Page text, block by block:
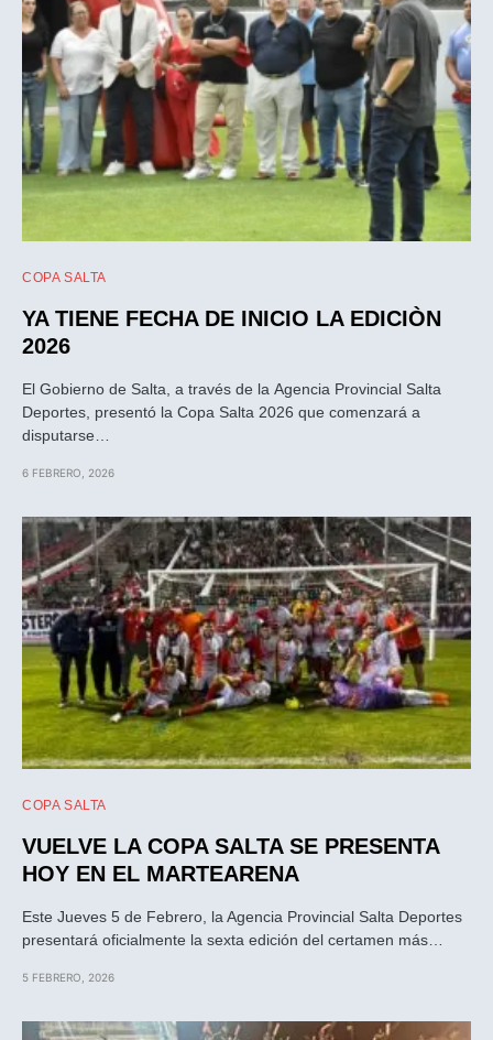
COPA SALTA
YA TIENE FECHA DE INICIO LA EDICIÒN
2026
El Gobierno de Salta, a través de la Agencia Provincial Salta
Deportes, presentó la Copa Salta 2026 que comenzará a
disputarse…
6 FEBRERO, 2026
COPA SALTA
VUELVE LA COPA SALTA SE PRESENTA
HOY EN EL MARTEARENA
Este Jueves 5 de Febrero, la Agencia Provincial Salta Deportes
presentará oficialmente la sexta edición del certamen más…
5 FEBRERO, 2026